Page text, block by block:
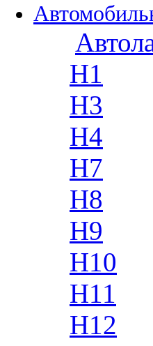
H1
H3
H4
H7
H8
H9
H10
H11
H12